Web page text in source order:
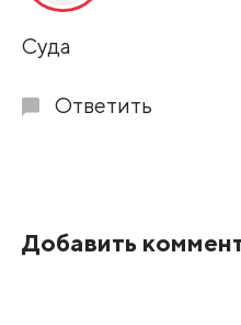
Суда
Ответить
Добавить